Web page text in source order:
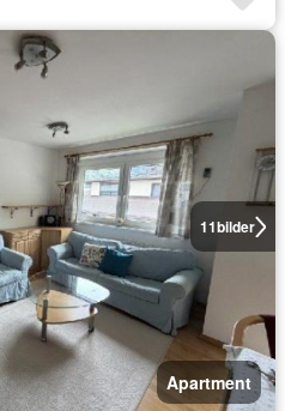
11bilder
Apartment